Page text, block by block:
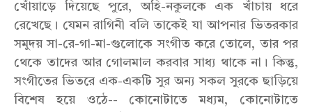
খোঁয়াড়ে দিয়েছে পুরে, অহি-নকুলকে এক খাঁচায় ধরে
রেখেছে। যেমন রাগিনী বলি তাকেই যা আপনার ভিতরকার
সমুদয় সা-রে-গা-মা-গুলোকে সংগীত করে তোলে, তার পর
থেকে তাদের আর গোলমাল করবার সাধ্য থাকে না। কিন্তু,
সংগীতের ভিতরে এক-একটি সুর অন্য সকল সুরকে ছাড়িয়ে
বিশেষ হয়ে ওঠে-- কোনোটাতে মধ্যম, কোনোটাতে